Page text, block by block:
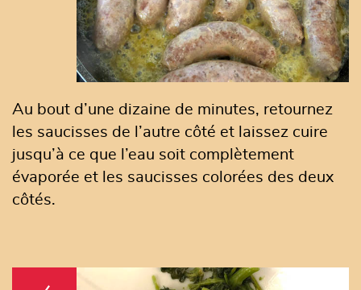
Au bout d’une dizaine de minutes, retournez
les saucisses de l’autre côté et laissez cuire
jusqu’à ce que l’eau soit complètement
évaporée et les saucisses colorées des deux
côtés.